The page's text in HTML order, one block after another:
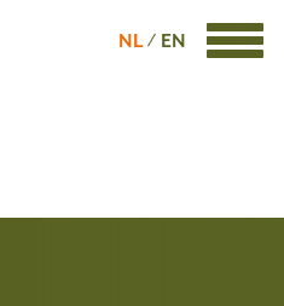
NL EN